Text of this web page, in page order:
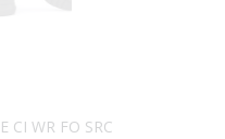
CI WR FO SRC